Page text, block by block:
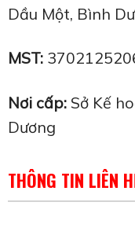
Dầu Một, Bình
MST:
Nơi cấp: Sở Kế
Dương
THÔNG TIN LIÊN